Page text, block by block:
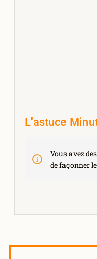
L'astuce
Vous avez
de façonner